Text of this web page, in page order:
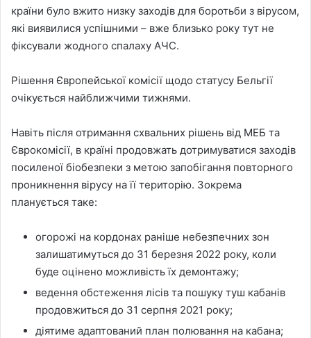
i
l
країни було вжито низку заходів для боротьби з вірусом,
які виявилися успішними – вже близько року тут не
фіксували жодного спалаху АЧС.
Рішення Європейської комісії щодо статусу Бельгії
очікується найближчими тижнями.
Навіть після отримання схвальних рішень від МЕБ та
Єврокомісії, в країні продовжать дотримуватися заходів
посиленої біобезпеки з метою запобігання повторного
проникнення вірусу на її територію. Зокрема
планується таке:
огорожі на кордонах раніше небезпечних зон
залишатимуться до 31 березня 2022 року, коли
буде оцінено можливість їх демонтажу;
ведення обстеження лісів та пошуку туш кабанів
продовжиться до 31 серпня 2021 року;
діятиме адаптований план полювання на кабана;